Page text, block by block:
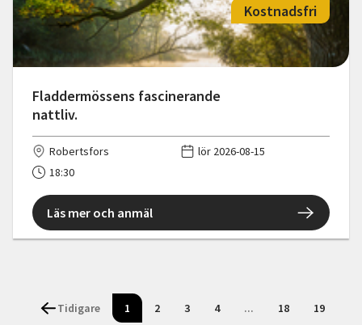
Fladdermössens fascinerande
nattliv.
Kostnadsfri
Robertsfors
lör 2026-08-15
18:30
Läs mer och anmäl
Tidigare 1 2 3 4 ... 18 19